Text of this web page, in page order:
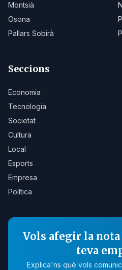
Montsià
Osona
Pallars Sobirà
Seccions
Economia
Tecnologia
Societat
Cultura
Local
Esports
Empresa
Política
Vols afegir la nota
teva
Explica'ns què vols